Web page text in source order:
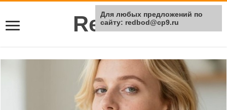
Rei Red
Для любых предложений по
сайту: redbod@cp9.ru